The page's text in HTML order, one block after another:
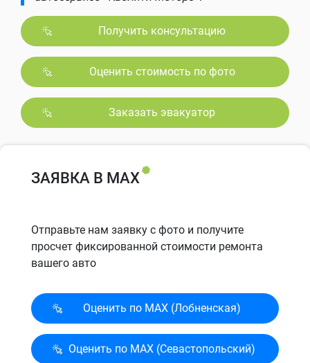
Получить консультацию
Оценить стоимость по фото
Заказать эвакуатор
ЗАЯВКА В MAX
Отправьте нам заявку с фото и получите
просчет фиксированной стоимости ремонта
вашего авто
Оценить по MAX (Лобненская)
Оценить по MAX (Севасто­польский)